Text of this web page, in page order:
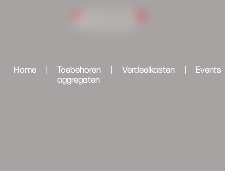
Home |
Toebehoren
aggregaten
| Verdeelkasten | Events